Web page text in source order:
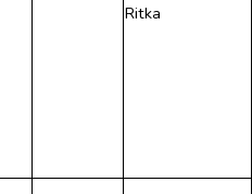
Ritka